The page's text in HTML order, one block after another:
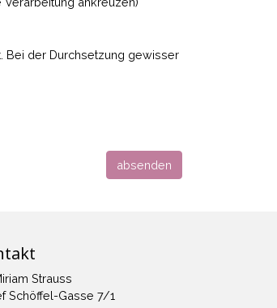
Bei der Durchsetzung gewisser
absenden
Strauss
Schöffel-Gasse 7/1